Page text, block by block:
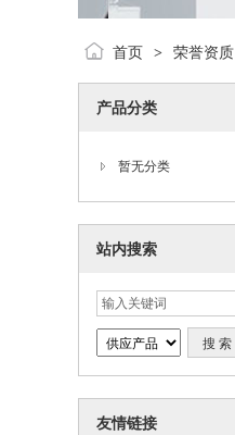
首页 > 荣誉资质
产品分类
暂无分类
站内搜索
友情链接